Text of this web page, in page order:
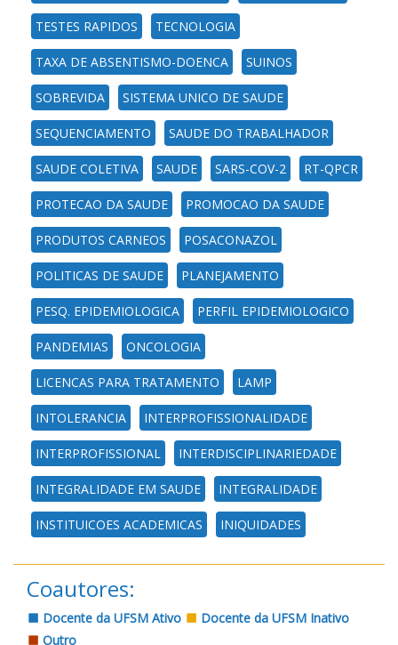
TESTES RAPIDOS TECNOLOGIA
TAXA DE ABSENTISMO-DOENCA SUINOS
SOBREVIDA SISTEMA UNICO DE SAUDE
SEQUENCIAMENTO SAUDE DO TRABALHADOR
SAUDE COLETIVA SAUDE SARS-COV-2 RT-QPCR
PROTECAO DA SAUDE PROMOCAO DA SAUDE
PRODUTOS CARNEOS POSACONAZOL
POLITICAS DE SAUDE PLANEJAMENTO
PESQ. EPIDEMIOLOGICA PERFIL EPIDEMIOLOGICO
PANDEMIAS ONCOLOGIA
LICENCAS PARA TRATAMENTO LAMP
INTOLERANCIA INTERPROFISSIONALIDADE
INTERPROFISSIONAL INTERDISCIPLINARIEDADE
INTEGRALIDADE EM SAUDE INTEGRALIDADE
INSTITUICOES ACADEMICAS INIQUIDADES
Coautores:
Docente da UFSM Ativo
Docente da UFSM Inativo
Outro